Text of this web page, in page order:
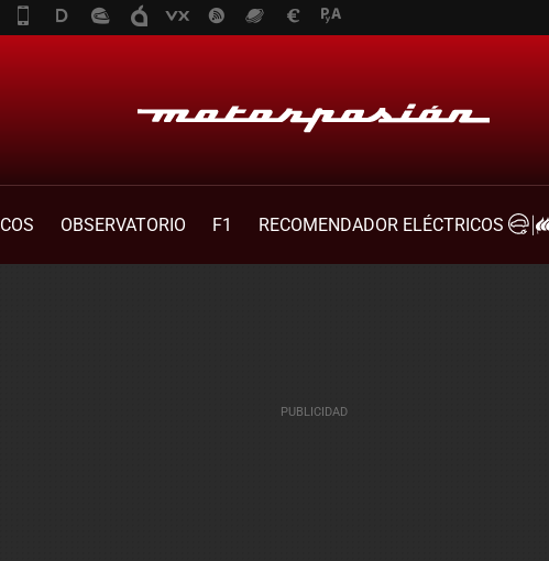
OBSERVATORIO F1
RECOMENDADOR ELÉCTRICOS